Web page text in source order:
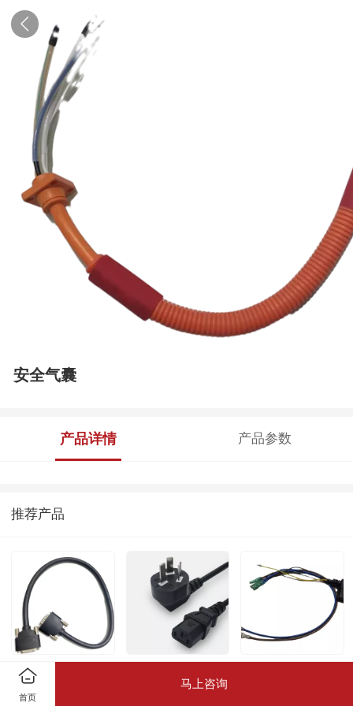
安全气囊
产品详情 产品参数
推荐产品
VGA
首页
马上咨询